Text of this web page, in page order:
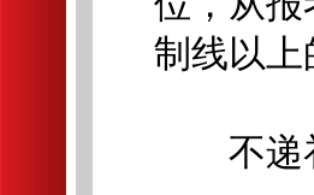
制线以上
不递